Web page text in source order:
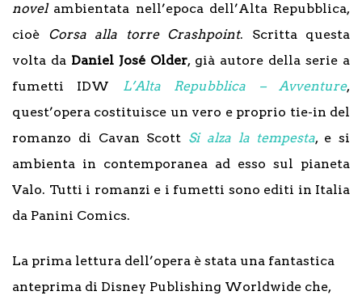
novelambientata nell’epoca dell’Alta Repubblica,
cioè Corsa alla torre Crashpoint. Scritta questa
volta da Daniel José Older, già autore della serie a
fumetti IDW L’Alta Repubblica – Avventure,
quest’opera costituisce un vero e proprio tie-in del
romanzo di Cavan Scott Si alza la tempesta, e si
ambienta in contemporanea ad esso sul pianeta
Valo. Tutti i romanzi e i fumetti sono editi in Italia
da Panini Comics.
La prima lettura dell’opera è stata una fantastica
anteprima di Disney Publishing Worldwide che,